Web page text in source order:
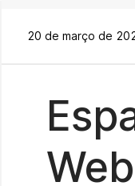
20 de março de